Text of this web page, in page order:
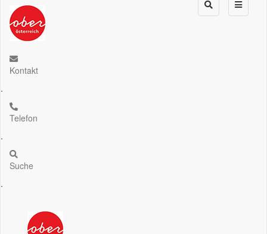
Kontakt
.
Telefon
.
Suche
.